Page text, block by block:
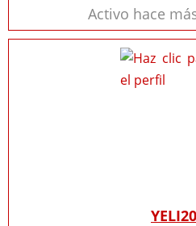
Activo hace